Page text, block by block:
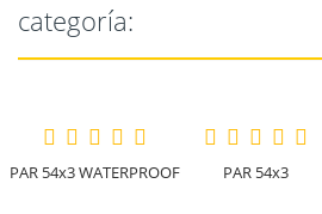
categoría:
PAR 54x3 WATERPROOF PAR 54x3